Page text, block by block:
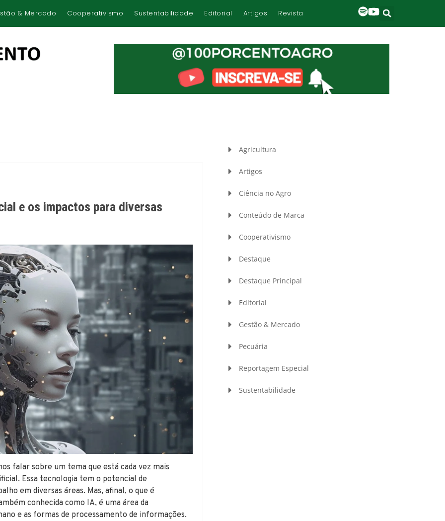
& Mercado Cooperativismo Sustentabilidade Editorial Artigos Revista
e os impactos para diversas
falar sobre um tema que está cada vez mais
Essa tecnologia tem o potencial de
em diversas áreas. Mas, afinal, o que é
conhecida como IA, é uma área da
e as formas de processamento de informações.
Agricultura
Artigos
Ciência no Agro
Conteúdo de Marca
Cooperativismo
Destaque
Destaque Principal
Editorial
Gestão & Mercado
Pecuária
Reportagem Especial
Sustentabilidade